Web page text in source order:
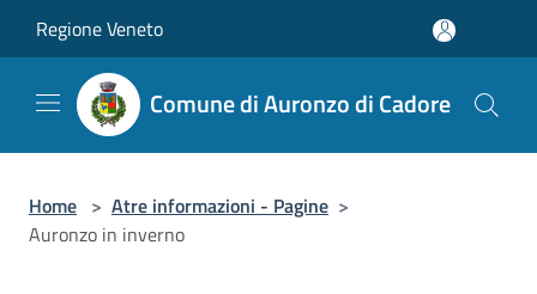
Regione Veneto
Comune di Auronzo di Cadore
Home > Atre informazioni - Pagine >
Auronzo in inverno